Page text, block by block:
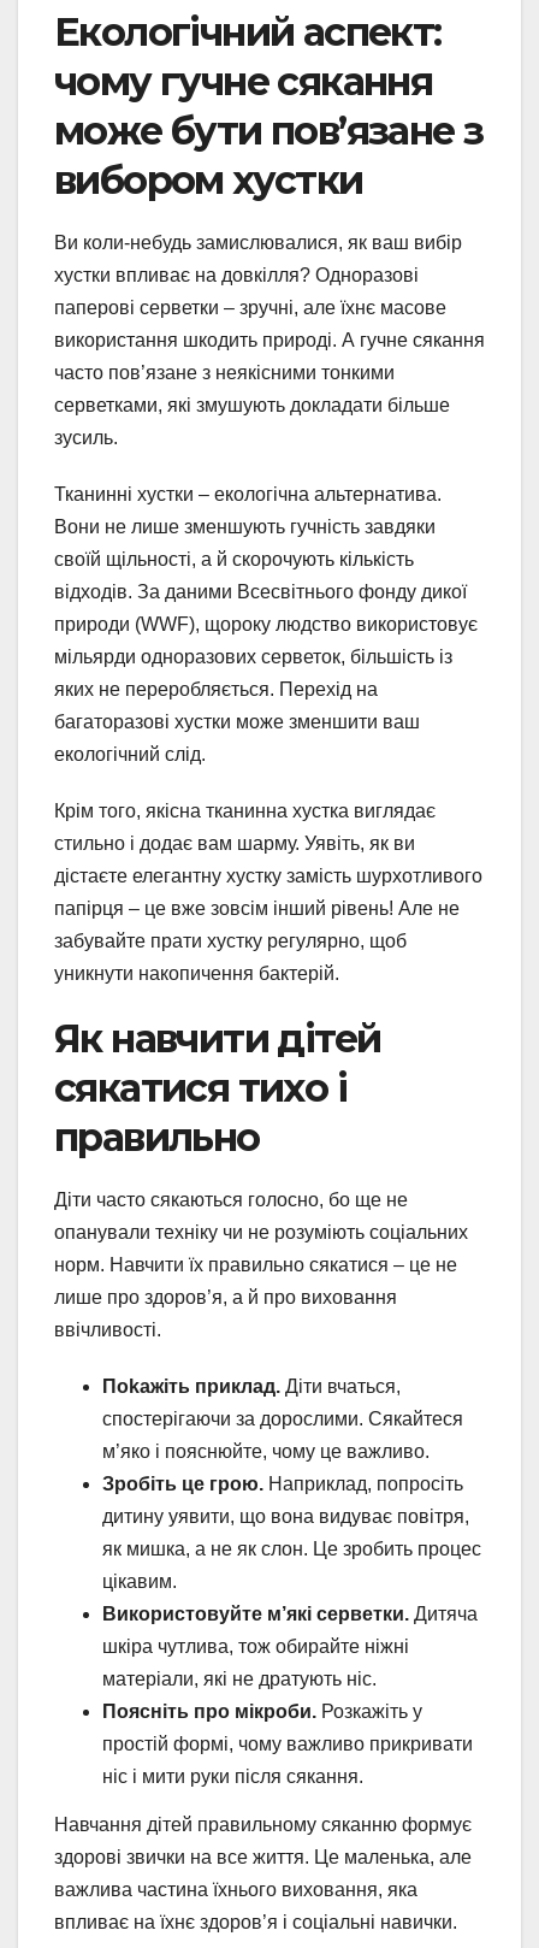
Екологічний аспект:
чому гучне сякання
може бути пов’язане з
вибором хустки
Ви коли-небудь замислювалися, як ваш вибір
хустки впливає на довкілля? Одноразові
паперові серветки – зручні, але їхнє масове
використання шкодить природі. А гучне сякання
часто пов’язане з неякісними тонкими
серветками, які змушують докладати більше
зусиль.
Тканинні хустки – екологічна альтернатива.
Вони не лише зменшують гучність завдяки
своїй щільності, а й скорочують кількість
відходів. За даними Всесвітнього фонду дикої
природи (WWF), щороку людство використовує
мільярди одноразових серветок, більшість із
яких не переробляється. Перехід на
багаторазові хустки може зменшити ваш
екологічний слід.
Крім того, якісна тканинна хустка виглядає
стильно і додає вам шарму. Уявіть, як ви
дістаєте елегантну хустку замість шурхотливого
папірця – це вже зовсім інший рівень! Але не
забувайте прати хустку регулярно, щоб
уникнути накопичення бактерій.
Як навчити дітей
сякатися тихо і
правильно
Діти часто сякаються голосно, бо ще не
опанували техніку чи не розуміють соціальних
норм. Навчити їх правильно сякатися – це не
лише про здоров’я, а й про виховання
ввічливості.
Пokaжіть приклад. Діти вчаться,
спостерігаючи за дорослими. Сякайтеся
м’яко і пояснюйте, чому це важливо.
Зробіть це грою. Наприклад, попросіть
дитину уявити, що вона видуває повітря,
як мишка, а не як слон. Це зробить процес
цікавим.
Використовуйте м’які серветки. Дитяча
шкіра чутлива, тож обирайте ніжні
матеріали, які не дратують ніс.
Поясніть про мікроби. Розкажіть у
простій формі, чому важливо прикривати
ніс і мити руки після сякання.
Навчання дітей правильному сяканню формує
здорові звички на все життя. Це маленька, але
важлива частина їхнього виховання, яка
впливає на їхнє здоров’я і соціальні навички.